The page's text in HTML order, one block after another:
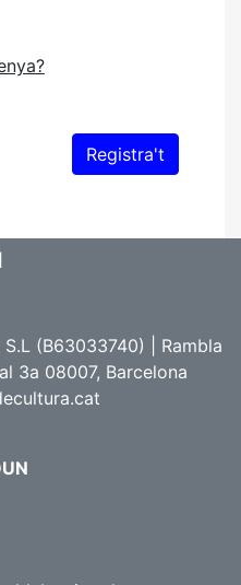
(B63033740) | Rambla
3a 08007, Barcelona